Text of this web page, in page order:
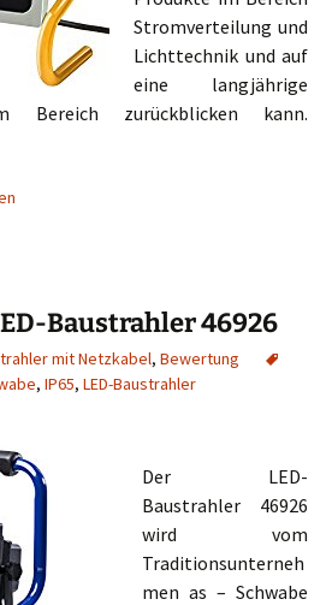
Stromverteilung und
Lichttechnik und auf
eine langjährige
Bereich zurückblicken kann.
1171250503 50W
Baustrahler 46926
mit Netzkabel, Bewertung
, IP65, LED-Baustrahler
Der LED-
Baustrahler 46926
wird vom
Traditionsunterneh
men as – Schwabe